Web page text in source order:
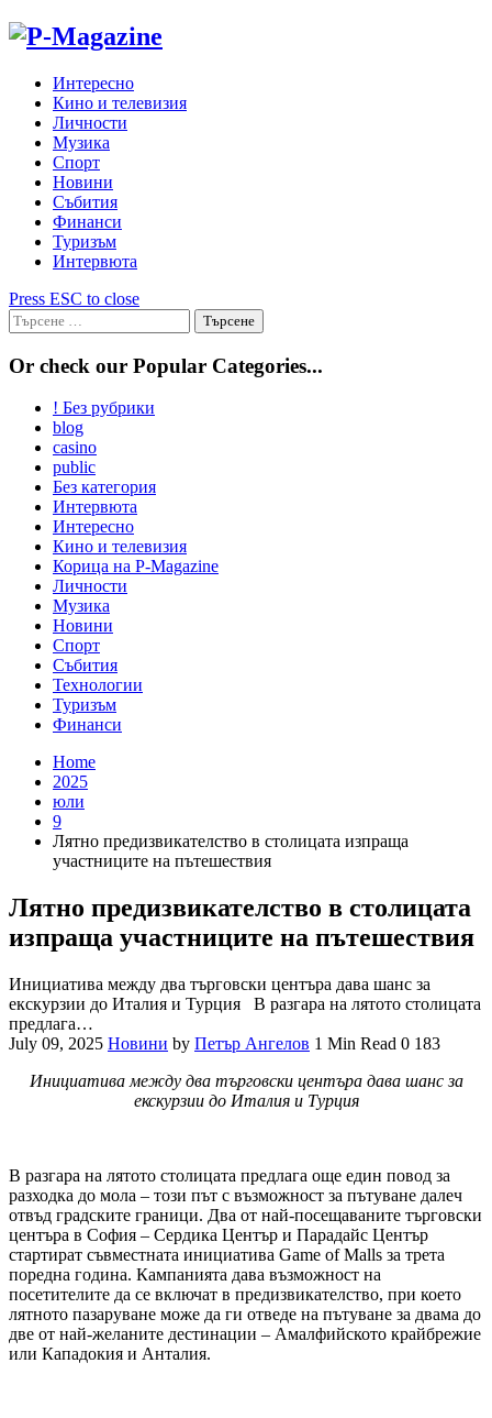
Skip
Интересно
Кино и телевизия
Личности
Музика
Спорт
Новини
Събития
Финанси
Туризъм
Интервюта
Press ESC to close
Търсене
за:
Or check our Popular Categories...
! Без рубрики
blog
casino
public
Без категория
Интервюта
Интересно
Кино и телевизия
Корица на P-Magazine
Личности
Музика
Новини
Спорт
Събития
Технологии
Туризъм
Финанси
Home
2025
юли
9
Лятно предизвикателство в столицата изпраща
участниците на пътешествия
Лятно предизвикателство в столицата
изпраща участниците на пътешествия
Инициатива между два търговски центъра дава шанс за
екскурзии до Италия и Турция В разгара на лятото столицата
предлага…
July 09, 2025 Новини by Петър Ангелов 1 Min Read 0 183
Инициатива между два търговски центъра дава шанс за
екскурзии до Италия и Турция
В разгара на лятото столицата предлага още един повод за
разходка до мола – този път с възможност за пътуване далеч
отвъд градските граници. Два от най-посещаваните търговски
центъра в София – Сердика Център и Парадайс Център
стартират съвместната инициатива Game of Malls за трета
поредна година. Кампанията дава възможност на
посетителите да се включат в предизвикателство, при което
лятното пазаруване може да ги отведе на пътуване за двама до
две от най-желаните дестинации – Амалфийското крайбрежие
или Кападокия и Анталия.